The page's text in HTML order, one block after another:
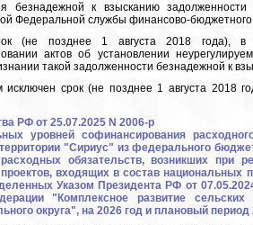
безнадежной к взысканию
Федеральной службы финансово-
(не позднее 1 августа 2018 года), в
актов об установлении
такой задолженности безнадежной к
срок (не позднее 1 августа 2018
РФ от 25.07.2025 N 2006-р
уровней софинансирования
"Сириус" из федерального
обязательств, возникших при
входящих в состав национальных
Указом Президента РФ от
"Комплексное развитие сельских
округа", на 2026 год и плановый период